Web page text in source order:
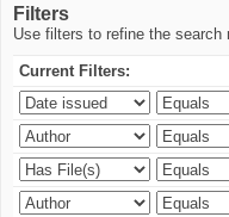
Filters
Use filters to refine the search
Current Filters: